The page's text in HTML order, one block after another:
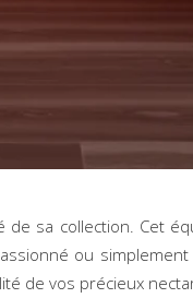
sa collection. Cet
ou
de vos précieux